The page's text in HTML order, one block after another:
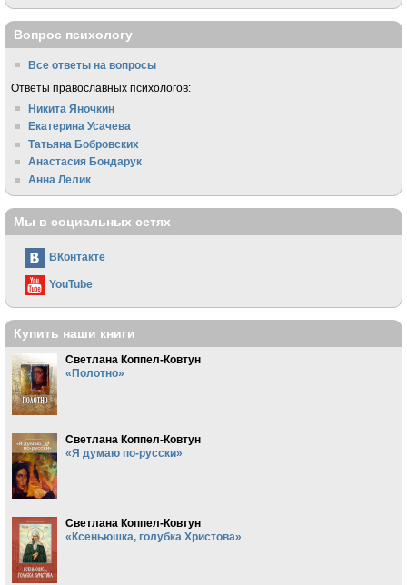
Вопрос психологу
Все ответы на вопросы
Ответы православных психологов:
Никита Яночкин
Екатерина Усачева
Татьяна Бобровских
Анастасия Бондарук
Анна Лелик
Мы в социальных сетях
ВКонтакте
YouTube
Купить наши книги
Светлана Коппел-Ковтун
«Полотно»
Светлана Коппел-Ковтун
«Я думаю по-русски»
Светлана Коппел-Ковтун
«Ксеньюшка, голубка Христова»